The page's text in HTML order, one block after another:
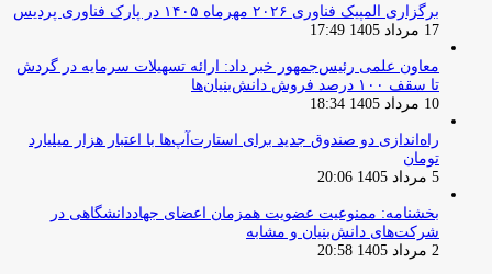
برگزاری المپیک فناوری ۲۰۲۶ مهرماه ۱۴۰۵ در پارک فناوری پردیس
17 مرداد 1405 17:49
معاون علمی رئیس‌جمهور خبر داد: ارائه تسهیلات سرمایه در گردش
تا سقف ۱۰۰ درصد فروش دانش‌بنیان‌ها
10 مرداد 1405 18:34
راه‌اندازی دو صندوق جدید برای استارت‌آپ‌ها با اعتبار هزار میلیارد
تومان
5 مرداد 1405 20:06
بخشنامه: ممنوعیت عضویت همزمان اعضای جهاددانشگاهی در
شرکت‌های دانش‌بنیان و مشابه
2 مرداد 1405 20:58